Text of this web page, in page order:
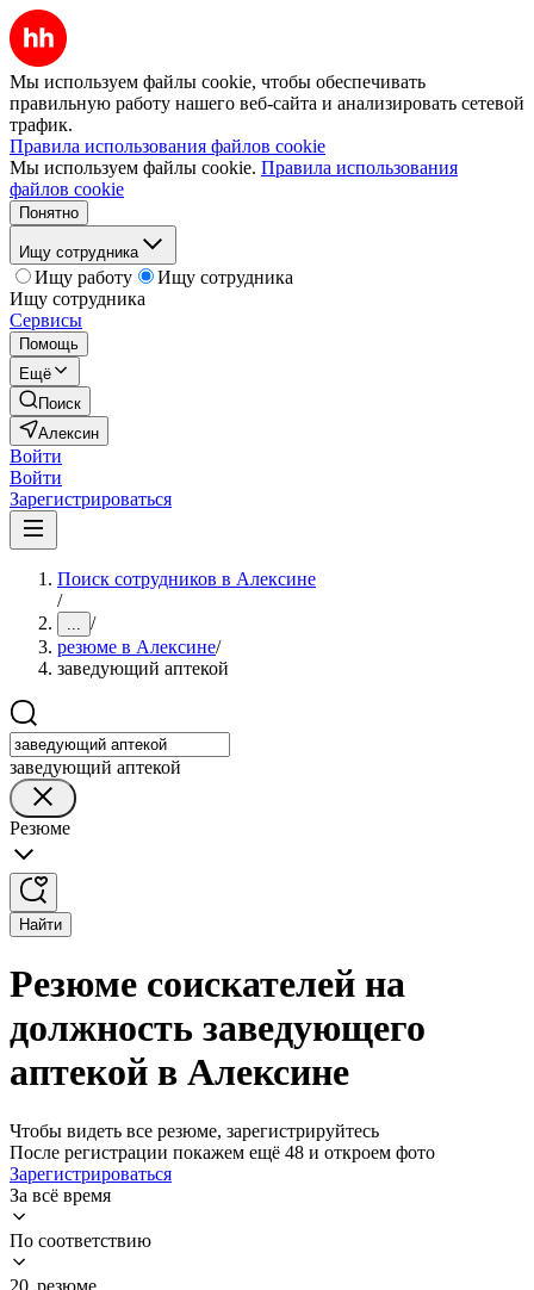
Мы используем файлы cookie, чтобы обеспечивать
правильную работу нашего веб-сайта и анализировать сетевой
трафик.
Правила использования файлов cookie
Мы используем файлы cookie. Правила использования
файлов cookie
Понятно
Ищу сотрудника
Ищу работу
Ищу сотрудника
Ищу сотрудника
Сервисы
Помощь
Ещё
Поиск
Алексин
Войти
Войти
Зарегистрироваться
Поиск сотрудников в Алексине
/
... /
резюме в Алексине/
заведующий аптекой
заведующий аптекой
Резюме
Найти
Резюме соискателей на
должность заведующего
аптекой в Алексине
Чтобы видеть все резюме, зарегистрируйтесь
После регистрации покажем ещё 48 и откроем фото
Зарегистрироваться
За всё время
По соответствию
20 резюме